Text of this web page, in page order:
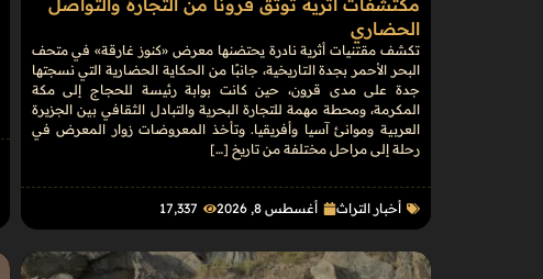
مكتشفات أثرية توثق قرونًا من التجارة والتواصل
الحضاري
تكشف مقتنيات أثرية نادرة يحتضنها معرض «كنوز غارقة» في متحف
البحر الأحمر بجدة التاريخية، جانبًا من الحكاية الحضارية التي نسجتها
جدة على مدى قرون، حين كانت بوابة رئيسة للحجاج إلى مكة
المكرمة، ومحطة مهمة للتجارة البحرية والتبادل الثقافي بين الجزيرة
العربية وموانئ آسيا وأفريقيا. وتأخذ المعروضات زوار المعرض في
رحلة إلى مراحل مختلفة من تاريخ […]
أخبار التراث أغسطس 8, 2026 17٬337